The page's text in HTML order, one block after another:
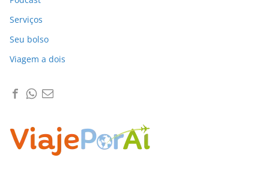
Serviços
Seu bolso
Viagem a dois